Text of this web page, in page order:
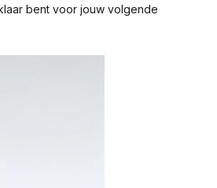
bent voor jouw volgende